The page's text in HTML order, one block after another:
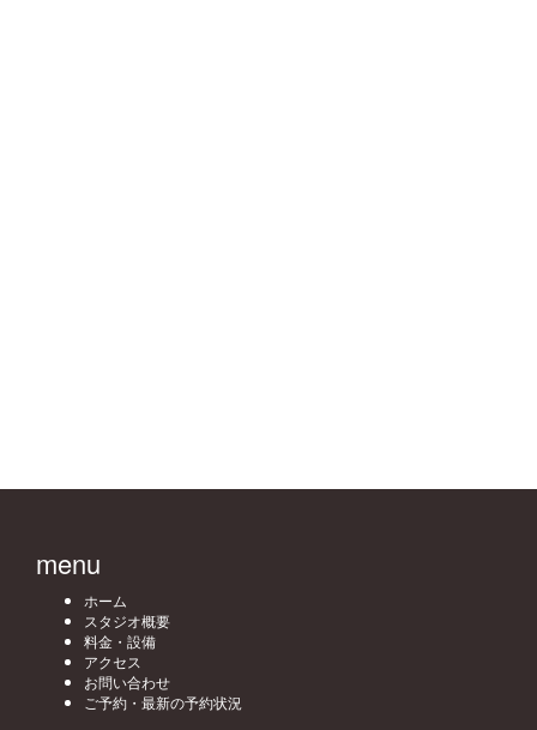
menu
ホーム
スタジオ概要
料金・設備
アクセス
お問い合わせ
ご予約・最新の予約状況